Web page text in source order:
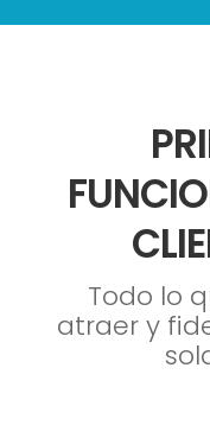
Todo lo
atraer y